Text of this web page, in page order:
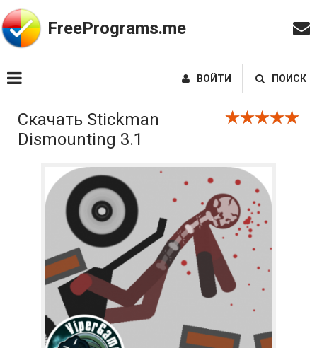
FreePrograms.me
ВОЙТИ ПОИСК
Скачать Stickman
Dismounting 3.1